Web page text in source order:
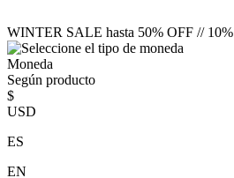
WINTER SALE hasta 50% OFF //
Moneda
Según producto
$
USD
ES
EN